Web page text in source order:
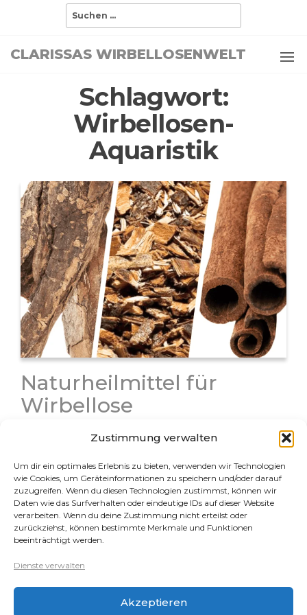
Zustimmung verwalten
Um dir ein optimales Erlebnis zu bieten, verwenden wir Technologien
wie Cookies, um Geräteinformationen zu speichern und/oder darauf
zuzugreifen. Wenn du diesen Technologien zustimmst, können wir
Daten wie das Surfverhalten oder eindeutige IDs auf dieser Website
verarbeiten. Wenn du deine Zustimmung nicht erteilst oder
zurückziehst, können bestimmte Merkmale und Funktionen
beeinträchtigt werden.
Dienste verwalten
Akzeptieren
CLARISSAS WIRBELLOSENWELT
Schlagwort:
Wirbellosen-
Aquaristik
Naturheilmittel für
Wirbellose
Natürliche Heilmittel spielen eine wichtige Rolle in der
Wirbellosen-Aquaristik, da Wirbellose viele
Medikamente gar nicht oder nur sehr schlecht
vertragen. Naturheilmittel können nicht nur
vorbeugend eingesetzt werden um Krankheiten zu
verhindern, einige davon sind höchst…